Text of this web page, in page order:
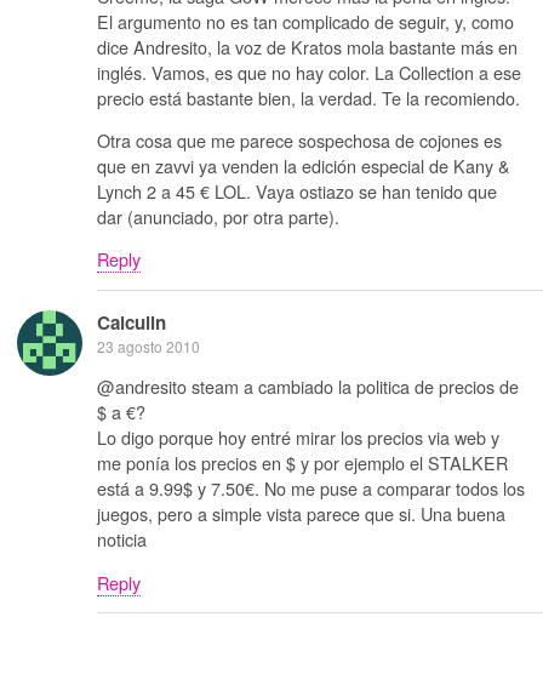
El argumento no es tan complicado de seguir, y, como
dice Andresito, la voz de Kratos mola bastante más en
inglés. Vamos, es que no hay color. La Collection a ese
precio está bastante bien, la verdad. Te la recomiendo.
Otra cosa que me parece sospechosa de cojones es
que en zavvi ya venden la edición especial de Kany &
Lynch 2 a 45 € LOL. Vaya ostiazo se han tenido que
dar (anunciado, por otra parte).
Reply
Calculin
23 agosto 2010
@andresito steam a cambiado la politica de precios de
$ a €?
Lo digo porque hoy entré mirar los precios via web y
me ponía los precios en $ y por ejemplo el STALKER
está a 9.99$ y 7.50€. No me puse a comparar todos los
juegos, pero a simple vista parece que si. Una buena
noticia
Reply